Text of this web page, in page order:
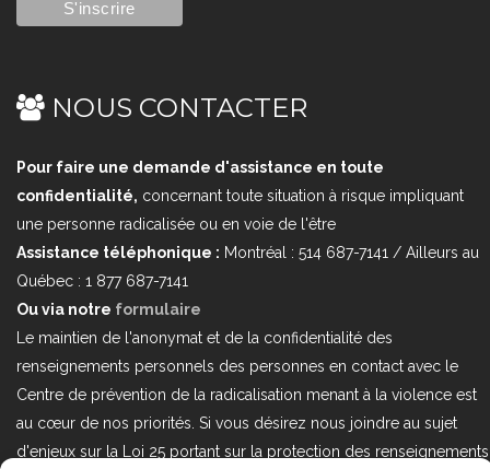
NOUS CONTACTER
Pour faire une demande d'assistance en toute
confidentialité, concernant toute situation à risque impliquant
une personne radicalisée ou en voie de l'être
Assistance téléphonique : Montréal : 514 687-7141 / Ailleurs au
Québec : 1 877 687-7141
Ou via notre formulaire
Le maintien de l'anonymat et de la confidentialité des
renseignements personnels des personnes en contact avec le
Centre de prévention de la radicalisation menant à la violence est
au cœur de nos priorités. Si vous désirez nous joindre au sujet
d'enjeux sur la Loi 25 portant sur la protection des renseignements